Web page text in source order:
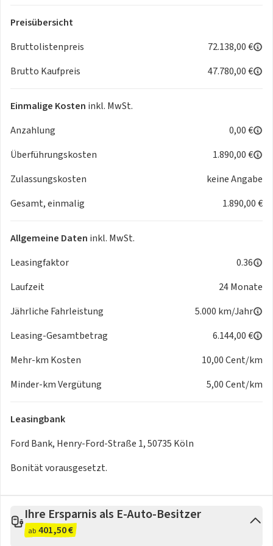
- Anti-Blockier-System (ABS)
- Russpartikelfilter
AUDIO & KOMMUNIKATION
- Bordcomputer
- Airbag Beifahrerseite
- Bodenbelag: Vinyl im Lade-/Fahrgastraum
- Handschuhfach abschliessbar
- USB-Schnittstelle
- Blinkleuchte in Aussenspiegel integriert
- Heckleuchten LED
RÄDER
TECHNIK & SICHERHEIT
- KeyFree-System
- Notrufsystem
EXTERIEUR
- Aussenspiegel in Wagenfarbe
- Heckflügeltüren
- Schiebetür Lade-/Fahrgastraum rechts
- Türgriffe aussen und Heckklappengriff in Wagenfarbe
- Zusatzheizung elektrisch
- Sport
Preisübersicht
Bruttolistenpreis
72.138,00 €
Brutto Kaufpreis
47.780,00 €
Einmalige Kosten inkl. MwSt.
Anzahlung
0,00 €
Überführungskosten
1.890,00 €
Zulassungskosten
keine Angabe
Gesamt, einmalig
1.890,00 €
Allgemeine Daten inkl. MwSt.
Leasingfaktor
0.36
Laufzeit
24 Monate
Jährliche Fahrleistung
5.000 km/Jahr
Leasing-Gesamtbetrag
6.144,00 €
Mehr-km Kosten
10,00 Cent/km
Minder-km Vergütung
5,00 Cent/km
Leasingbank
Ford Bank, Henry-Ford-Straße 1, 50735 Köln
Bonität vorausgesetzt.
Ihre Ersparnis als E-Auto-Besitzer
ab 401,50 €